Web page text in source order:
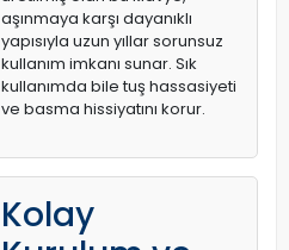
aşınmaya karşı dayanıklı
yapısıyla uzun yıllar sorunsuz
kullanım imkanı sunar. Sık
kullanımda bile tuş hassasiyeti
ve basma hissiyatını korur.
Kolay